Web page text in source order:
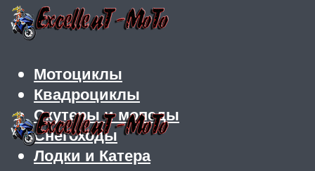
Мотоциклы
Квадроциклы
Скутеры и мопеды
Снегоходы
Лодки и Катера